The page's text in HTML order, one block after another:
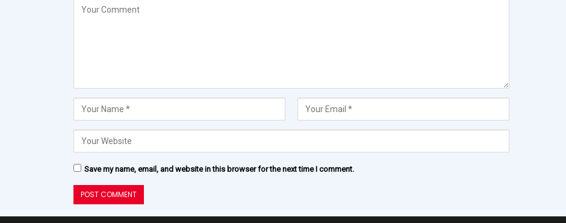
Save my name, email, and website in this browser for the next time I comment.